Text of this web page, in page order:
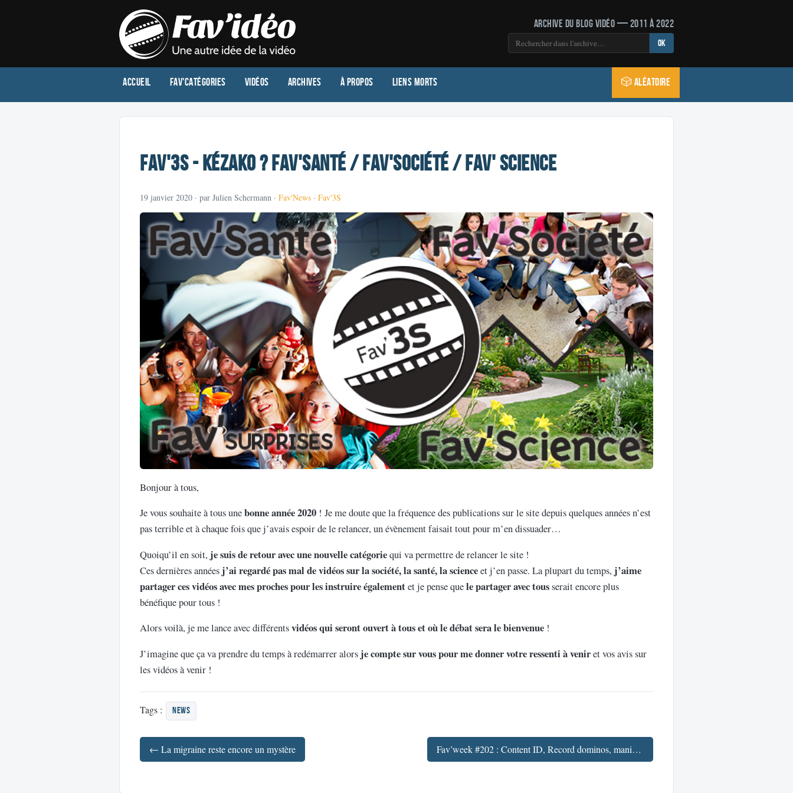
Archive du blog vidéo — 2011 à 2022
OK
Accueil Fav'Catégories Vidéos Archives À propos Liens morts 🎲 Aléatoire
Fav'3S - Kézako ? Fav'Santé / Fav'Société / Fav' Science
19 janvier 2020 · par Julien Schermann · Fav'News · Fav'3S
Bonjour à tous,
Je vous souhaite à tous unebonne année 2020 ! Je me doute que la fréquence des publications sur le site depuis quelques années n’est
pas terrible et à chaque fois que j’avais espoir de le relancer, un évènement faisait tout pour m’en dissuader…
Quoiqu’il en soit, je suis de retour avec une nouvelle catégoriequi va permettre de relancer le site !
Ces dernières années j’ai regardé pas mal de vidéos sur la société, la santé, la scienceet j’en passe. La plupart du temps, j’aime
partager ces vidéos avec mes proches pour les instruire égalementet je pense quele partager avec tousserait encore plus
bénéfique pour tous !
Alors voilà, je me lance avec différentsvidéos qui seront ouvert à tous et où le débat sera le bienvenue !
J’imagine que ça va prendre du temps à redémarrer alors je compte sur vous pour me donner votre ressenti à veniret vos avis sur
les vidéos à venir !
Tags : news
← La migraine reste encore un mystère Fav’week #202 : Content ID, Record dominos, manipulation souvenirs et pollution de l'air →